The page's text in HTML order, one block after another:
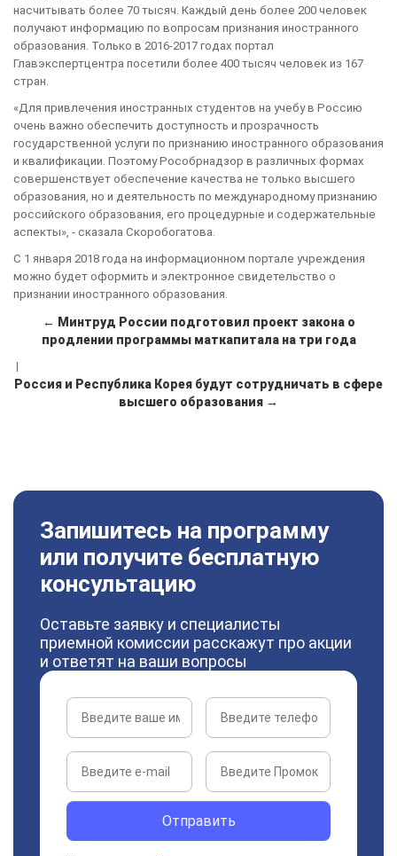
насчитывать более 70 тысяч. Каждый день более 200 человек
получают информацию по вопросам признания иностранного
образования. Только в 2016-2017 годах портал
Главэкспертцентра посетили более 400 тысяч человек из 167
стран.
«Для привлечения иностранных студентов на учебу в Россию
очень важно обеспечить доступность и прозрачность
государственной услуги по признанию иностранного образования
и квалификации. Поэтому Рособрнадзор в различных формах
совершенствует обеспечение качества не только высшего
образования, но и деятельность по международному признанию
российского образования, его процедурные и содержательные
аспекты», - сказала Скоробогатова.
С 1 января 2018 года на информационном портале учреждения
можно будет оформить и электронное свидетельство о
признании иностранного образования.
← Минтруд России подготовил проект закона о
продлении программы маткапитала на три года
Россия и Республика Корея будут сотрудничать в сфере
высшего образования →
Запишитесь на программу
или получите бесплатную
консультацию
Оставьте заявку и специалисты
приемной комиссии расскажут про акции
и ответят на ваши вопросы
Отправить